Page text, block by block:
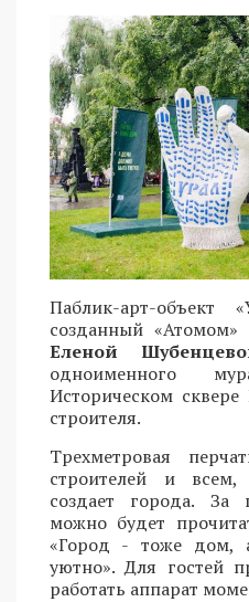
Паблик-арт-объект
созданный
Еленой
одноименного
Историческом
строителя.
Трехметровая
строителей и
создает города. За
можно будет
«Город - тоже дом,
уютно». Для гостей
работать аппарат